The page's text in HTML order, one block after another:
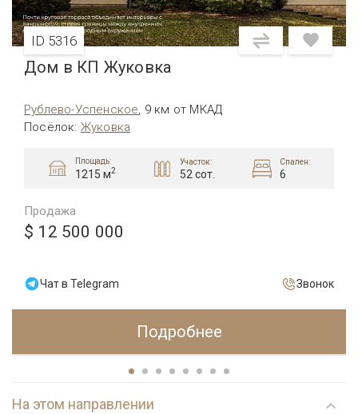
ID 5316
Дом в КП Жуковка
Рублево-Успенское, 9 км от МКАД
Посёлок: Жуковка
Площадь:
1215 м2
Участок:
52 сот.
Спален:
6
Продажа
$ 12 500 000
Чат в Telegram Звонок
Подробнее
На этом направлении